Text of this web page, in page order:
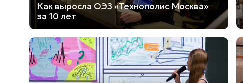
Как выросла ОЭЗ «Технополис Москва»
за 10 лет